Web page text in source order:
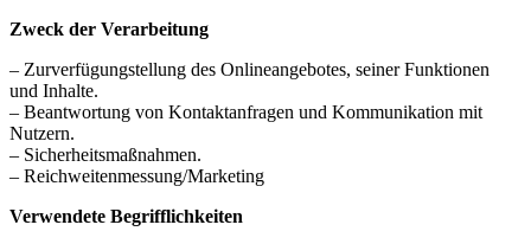
Zweck der Verarbeitung
– Zurverfügungstellung des Onlineangebotes, seiner Funktionen
und Inhalte.
– Beantwortung von Kontaktanfragen und Kommunikation mit
Nutzern.
– Sicherheitsmaßnahmen.
– Reichweitenmessung/Marketing
Verwendete Begrifflichkeiten